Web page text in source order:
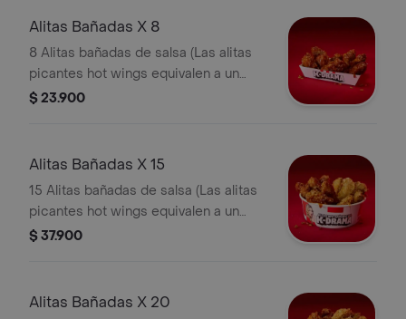
Alitas Bañadas X 8
8 Alitas bañadas de salsa (Las alitas
picantes hot wings equivalen a un
trozo de ala)
$ 23.900
Alitas Bañadas X 15
15 Alitas bañadas de salsa (Las alitas
picantes hot wings equivalen a un
trozo de ala)
$ 37.900
Alitas Bañadas X 20